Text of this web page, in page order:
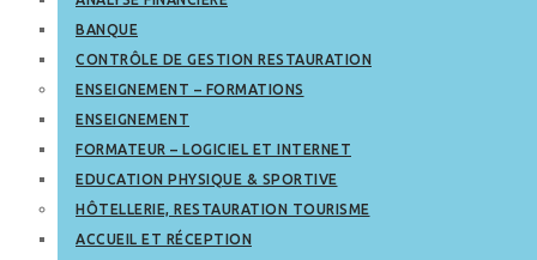
BANQUE
CONTRÔLE DE GESTION RESTAURATION
ENSEIGNEMENT – FORMATIONS
ENSEIGNEMENT
FORMATEUR – LOGICIEL ET INTERNET
EDUCATION PHYSIQUE & SPORTIVE
HÔTELLERIE, RESTAURATION TOURISME
ACCUEIL ET RÉCEPTION